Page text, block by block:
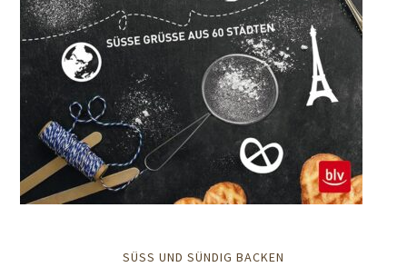
SÜSS UND SÜNDIG BACKEN